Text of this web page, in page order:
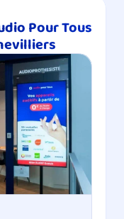
Pour Tous